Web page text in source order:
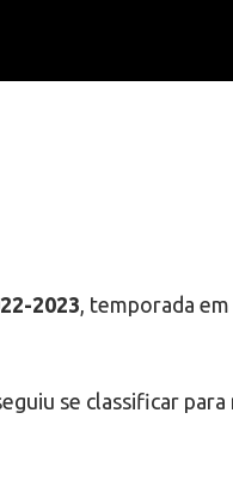
2023, temporada
se classificar